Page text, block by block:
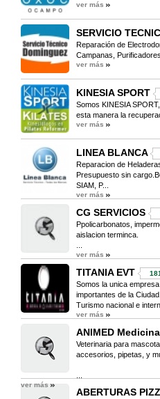
ver más
SERVICIO
Reparación de
Campanas,
ver más
KINESIA SPORT
Somos KINESIA
esta manera la
ver más
LINEA BLANCA
Reparacion de
Presupuesto sin
SIAM, P...
ver más
CG SERVICIOS
Ppolicarbonatos,
aislacion terminca.
ver más
TITANIA EVT 181
Somos la unica
importantes de la Ciudad.
Turismo nacional e
ver más
ANIMED
Veterinaria para
accesorios, pipetas, y
ver más
ABERTURAS